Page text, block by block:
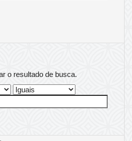
o resultado de busca.